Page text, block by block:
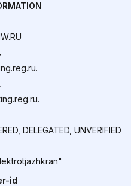
DELEGATED, UNVERIFIED
id